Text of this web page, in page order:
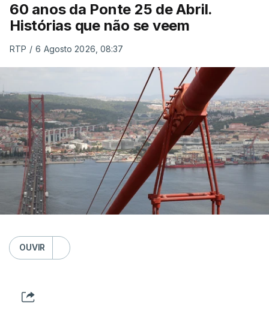
60 anos da Ponte 25 de Abril.
Histórias que não se veem
RTP / 6 Agosto 2026, 08:37
OUVIR